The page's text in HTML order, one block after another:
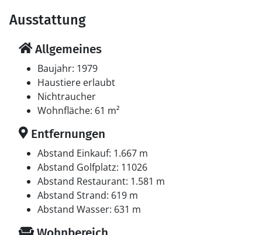
Ausstattung
Allgemeines
Baujahr: 1979
Haustiere erlaubt
Nichtraucher
Wohnfläche: 61 m²
Entfernungen
Abstand Einkauf: 1.667 m
Abstand Golfplatz: 11026
Abstand Restaurant: 1.581 m
Abstand Strand: 619 m
Abstand Wasser: 631 m